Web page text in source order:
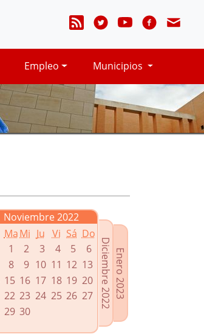
Empleo Municipios
Noviembre 2022
MaMi Ju Vi Sá Do
1
2 3 4 5
6
8 9 10 11 12 13
15 16 17 18 19 20
22 23 24 25 26 27
29 30
Enero 2023
Diciembre 2022